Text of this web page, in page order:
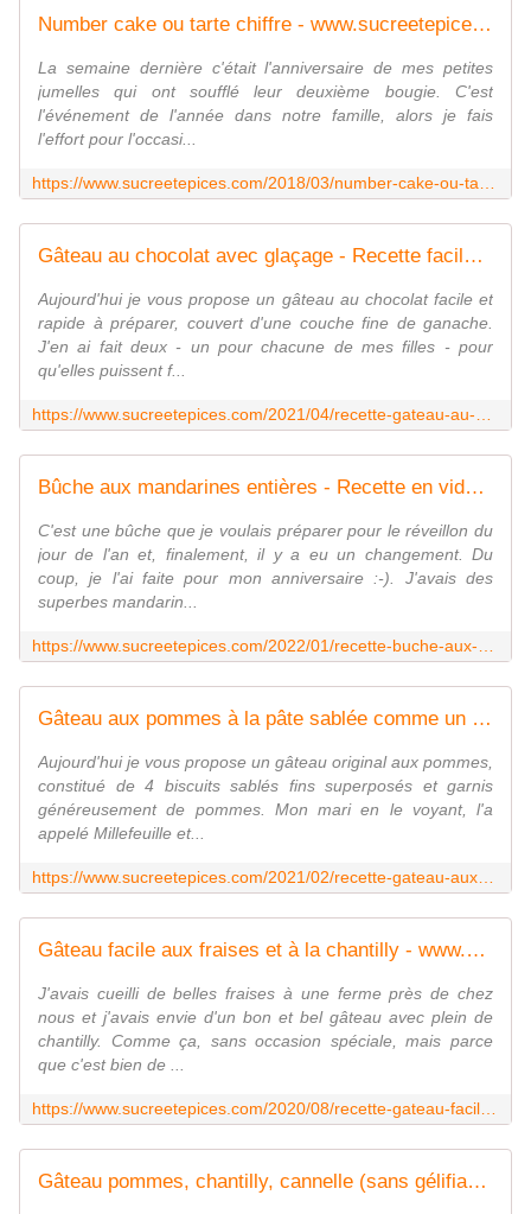
Number cake ou tarte chiffre - www.sucreetepices.com
La semaine dernière c'était l'anniversaire de mes petites
jumelles qui ont soufflé leur deuxième bougie. C'est
l'événement de l'année dans notre famille, alors je fais
l'effort pour l'occasi...
Gâteau au chocolat avec glaçage - Recette facile - www.sucreetepices.com
Aujourd'hui je vous propose un gâteau au chocolat facile et
rapide à préparer, couvert d'une couche fine de ganache.
J'en ai fait deux - un pour chacune de mes filles - pour
qu'elles puissent f...
Bûche aux mandarines entières - Recette en vidéo - www.sucreetepices.com
C'est une bûche que je voulais préparer pour le réveillon du
jour de l'an et, finalement, il y a eu un changement. Du
coup, je l'ai faite pour mon anniversaire :-). J'avais des
superbes mandarin...
Gâteau aux pommes à la pâte sablée comme un Millefeuille - www.sucreetepices.com
Aujourd'hui je vous propose un gâteau original aux pommes,
constitué de 4 biscuits sablés fins superposés et garnis
généreusement de pommes. Mon mari en le voyant, l'a
appelé Millefeuille et...
Gâteau facile aux fraises et à la chantilly - www.sucreetepices.com
J'avais cueilli de belles fraises à une ferme près de chez
nous et j'avais envie d'un bon et bel gâteau avec plein de
chantilly. Comme ça, sans occasion spéciale, mais parce
que c'est bien de ...
Gâteau pommes, chantilly, cannelle (sans gélifiant) - www.sucreetepices.com